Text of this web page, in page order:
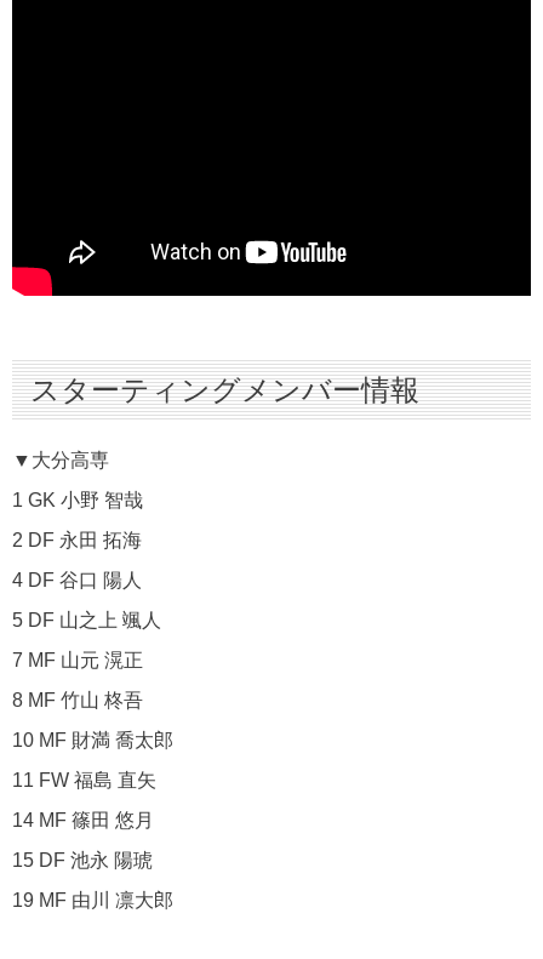
スターティングメンバー情報
▼大分高専
1 GK 小野 智哉
2 DF 永田 拓海
4 DF 谷口 陽人
5 DF 山之上 颯人
7 MF 山元 滉正
8 MF 竹山 柊吾
10 MF 財満 喬太郎
11 FW 福島 直矢
14 MF 篠田 悠月
15 DF 池永 陽琥
19 MF 由川 凛大郎